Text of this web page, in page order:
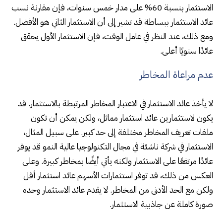
الاستثمار بنسبة 60% على مدار خمس سنوات، فإن مقارنة نسب
عائد الاستثمار ببساطة قد تشير إلى أن الاستثمار الثاني هو الأفضل.
ومع ذلك، عند النظر في عامل الوقت، فإن الاستثمار الأول يحقق
عائدًا سنويًا أعلى.
عدم مراعاة المخاطر
لا يأخذ عائد الاستثمار في الاعتبار المخاطر المرتبطة بالاستثمار. قد
يكون لاستثمارين عائد استثمار مماثل، ولكن يمكن أن تكون
ملفات تعريف المخاطر مختلفة إلى حد كبير. على سبيل المثال،
الاستثمار في شركة ناشئة في مجال التكنولوجيا عالية النمو قد يوفر
عائدًا مرتفعًا على الاستثمار ولكنه يأتي أيضًا بمخاطر كبيرة. وعلى
العكس من ذلك، قد توفر استثمارات الأسهم عائد استثمار أقل
ولكن مع الحد الأدنى من المخاطر. لا يقدم عائد الاستثمار وحده
صورة كاملة عن جاذبية الاستثمار.